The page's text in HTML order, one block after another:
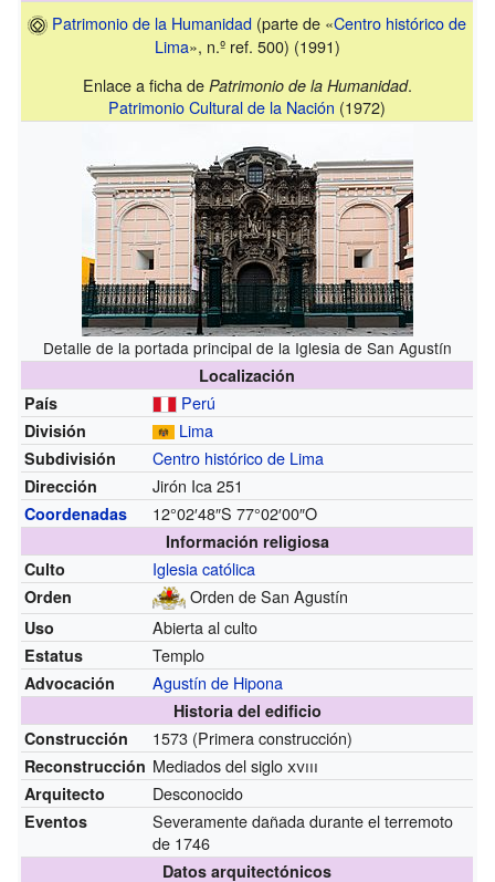
Patrimonio de la Humanidad (parte de «Centro histórico de
Lima», n.º ref. 500) (1991)
Enlace a ficha de Patrimonio de la Humanidad.
Patrimonio Cultural de la Nación (1972)
Detalle de la portada principal de la Iglesia de San Agustín
Localización
País
Perú
División Lima
Subdivisión Centro histórico de Lima
Dirección Jirón Ica 251
Coordenadas 12°02′48″S 77°02′00″O
Información religiosa
Culto
Iglesia católica
Orden Orden de San Agustín
Uso Abierta al culto
Estatus Templo
Advocación Agustín de Hipona
Historia del edificio
Construcción
1573 (Primera construcción)
Reconstrucción Mediados del sigloxviii
Arquitecto Desconocido
Eventos
Severamente dañada durante el terremoto
de 1746
Datos arquitectónicos